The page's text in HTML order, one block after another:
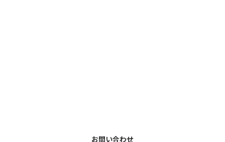
お問い合わせ